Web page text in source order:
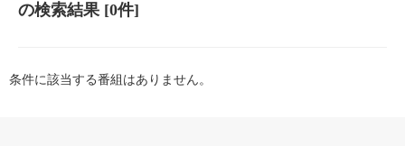
の検索結果[0件]
条件に該当する番組はありません。